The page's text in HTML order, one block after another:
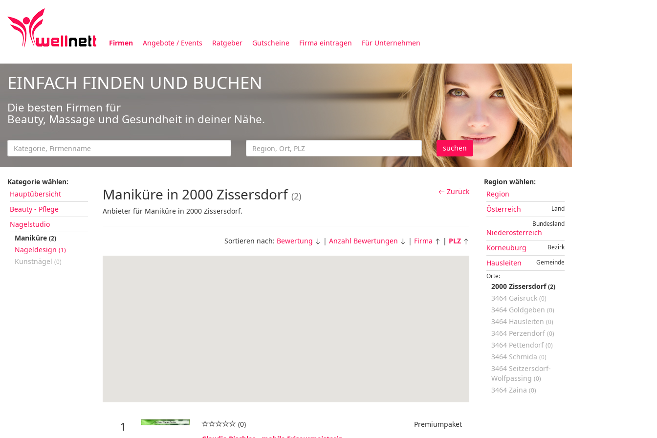
Firmen Angebote / Events Ratgeber Gutscheine Firma eintragen Für Unternehmen
EINFACH FINDEN UND BUCHEN
Die besten Firmen für
Beauty, Massage und Gesundheit in deiner Nähe.
suchen
Kategorie wählen:
Hauptübersicht
Beauty - Pflege
Nagelstudio
Maniküre (2)
Nageldesign (1)
Kunstnägel (0)
← Zurück
Maniküre in 2000 Zissersdorf (2)
Anbieter für Maniküre in 2000 Zissersdorf.
Sortieren nach: Bewertung ↓ | Anzahl Bewertungen ↓ | Firma ↑ | PLZ ↑
1 Premiumpaket
(0)
Region wählen:
Region
Land
Österreich
Bundesland
Niederösterreich
Bezirk
Korneuburg
Gemeinde
Hausleiten
Orte:
2000 Zissersdorf(2)
3464 Gaisruck (0)
3464 Goldgeben (0)
3464 Hausleiten (0)
3464 Perzendorf (0)
3464 Pettendorf (0)
3464 Schmida (0)
3464 Seitzersdorf-
Wolfpassing (0)
3464 Zaina (0)